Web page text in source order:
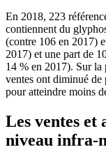
En 2018, 223
contiennent du
(contre 106 en 2017)
2017) et une part de
14 % en 2017). Sur la
ventes ont diminué
pour atteindre moins
Les ventes et
niveau infra-